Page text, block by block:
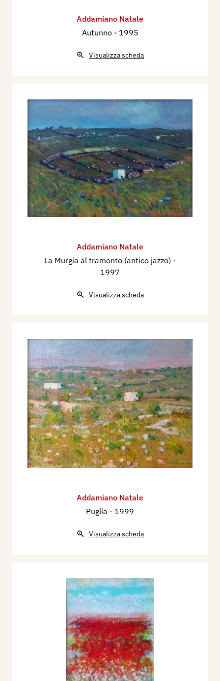
Addamiano Natale
Autunno - 1995
Visualizza scheda
Addamiano Natale
La Murgia al tramonto (antico jazzo) -
1997
Visualizza scheda
Addamiano Natale
Puglia - 1999
Visualizza scheda